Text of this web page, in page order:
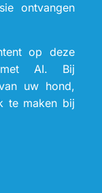
ontvangen
op deze
met AI. Bij
uw hond,
te maken bij